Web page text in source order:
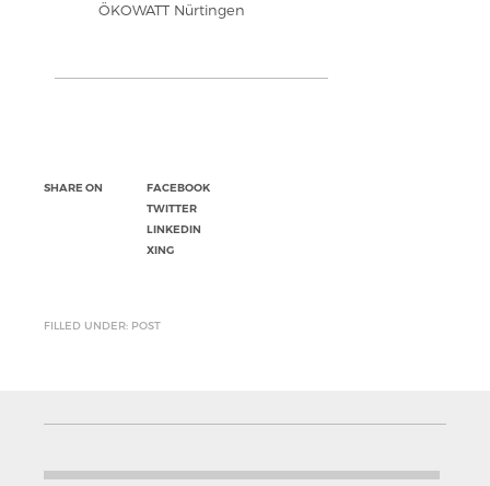
ÖKOWATT Nürtingen
SHARE ON
FACEBOOK
TWITTER
LINKEDIN
XING
FILLED UNDER: POST